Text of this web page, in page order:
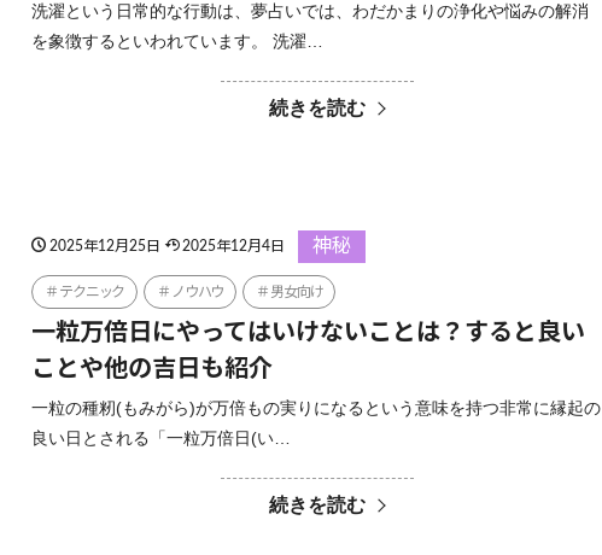
洗濯という日常的な行動は、夢占いでは、わだかまりの浄化や悩みの解消
を象徴するといわれています。 洗濯…
続きを読む
2025年12月25日 2025年12月4日 神秘
テクニック ノウハウ 男女向け
一粒万倍日にやってはいけないことは？すると良い
ことや他の吉日も紹介
一粒の種籾(もみがら)が万倍もの実りになるという意味を持つ非常に縁起の
良い日とされる「一粒万倍日(い…
続きを読む